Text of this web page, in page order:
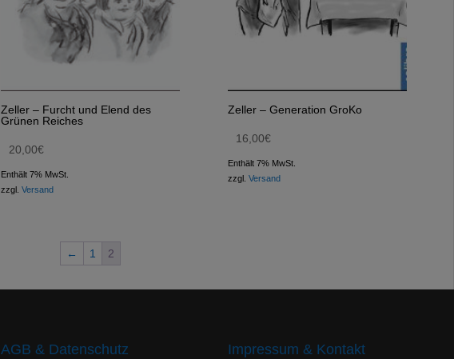
Zeller – Furcht und Elend des
Grünen Reiches
20,00€
Enthält 7% MwSt.
zzgl. Versand
Zeller – Generation GroKo
16,00€
Enthält 7% MwSt.
zzgl. Versand
← 1 2
AGB & Datenschutz Impressum & Kontakt